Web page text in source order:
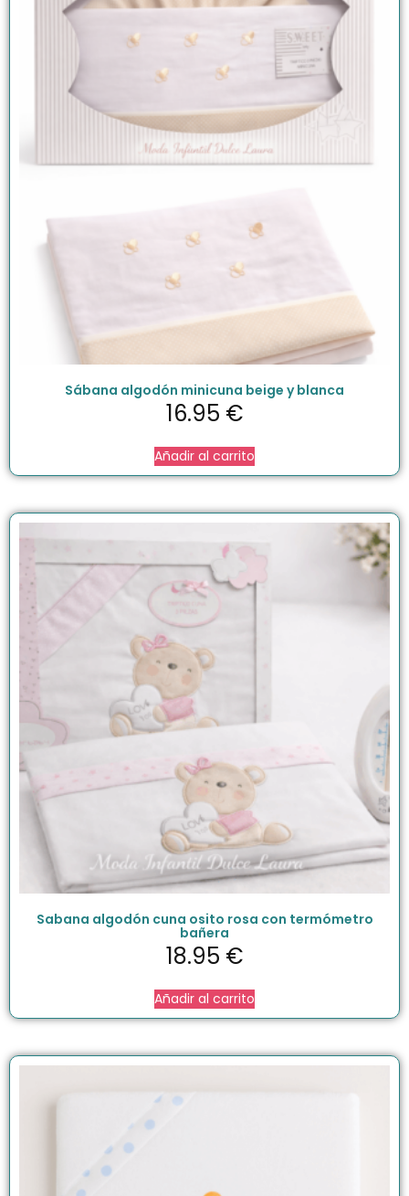
Sábana algodón minicuna beige y blanca
16.95 €
Añadir al carrito
Sabana algodón cuna osito rosa con termómetro
bañera
18.95 €
Añadir al carrito